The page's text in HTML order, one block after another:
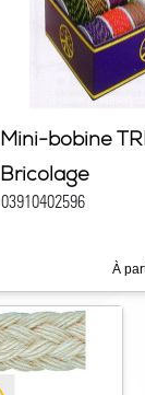
Mini-bobine
Bricolage
03910402596
À